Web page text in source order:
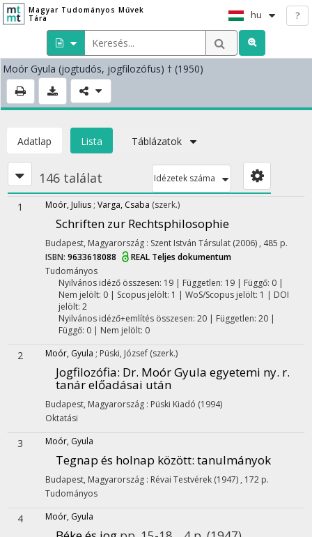
Magyar Tudományos Művek
Tára
hu ?
Moór Gyula (jogtudós, jogfilozófus) † (1950)
Adatlap Lista Táblázatok
146 találat Idézetek száma
1 Moór, Julius ; Varga, Csaba (szerk.)
Schriften zur Rechtsphilosophie
Budapest, Magyarország : Szent István Társulat (2006) , 485 p.
ISBN: 9633618088 REAL Teljes dokumentum
Tudományos
Nyilvános idéző összesen: 19| Független: 19 | Függő: 0 |
Nem jelölt: 0 | Scopus jelölt: 1 | WoS/Scopus jelölt: 1 | DOI
jelölt: 2
Nyilvános idéző+említés összesen: 20| Független: 20 |
Függő: 0 | Nem jelölt: 0
2 Moór, Gyula ; Püski, József (szerk.)
Jogfilozófia: Dr. Moór Gyula egyetemi ny. r.
tanár előadásai után
Budapest, Magyarország : Püski Kiadó (1994)
Oktatási
3 Moór, Gyula
Tegnap és holnap között: tanulmányok
Budapest, Magyarország : Révai Testvérek (1947) , 172 p.
Tudományos
4 Moór, Gyula